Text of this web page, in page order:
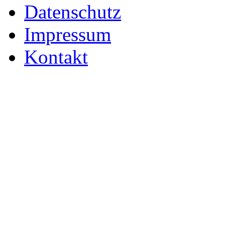
Datenschutz
Impressum
Kontakt